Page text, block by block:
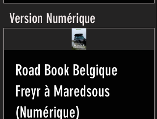
Version Numérique
Road Book Belgique
Freyr à Maredsous
(Numérique)